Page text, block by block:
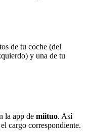
de tu coche (del
y una de tu
la app de miituo. Así
cargo correspondiente.